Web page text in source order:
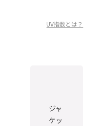
UV指数とは？
ジャ
ケッ